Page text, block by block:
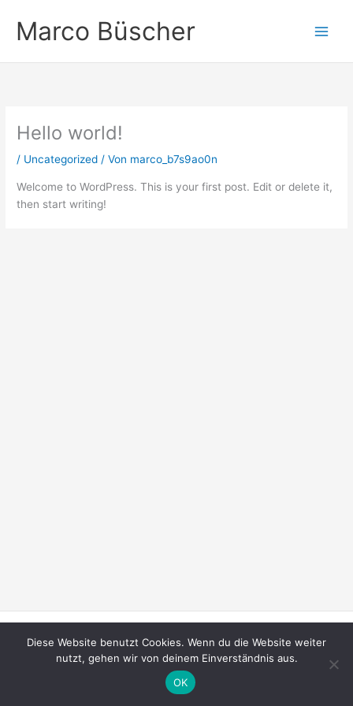
Inhalt
springen
Marco Büscher
Hello world!
/ Uncategorized / Von marco_b7s9ao0n
Welcome to WordPress. This is your first post. Edit or delete it,
then start writing!
Copyright © 2026 Marco Büscher, Lingen
Diese Website benutzt Cookies. Wenn du die Website weiter
nutzt, gehen wir von deinem Einverständnis aus.
OK